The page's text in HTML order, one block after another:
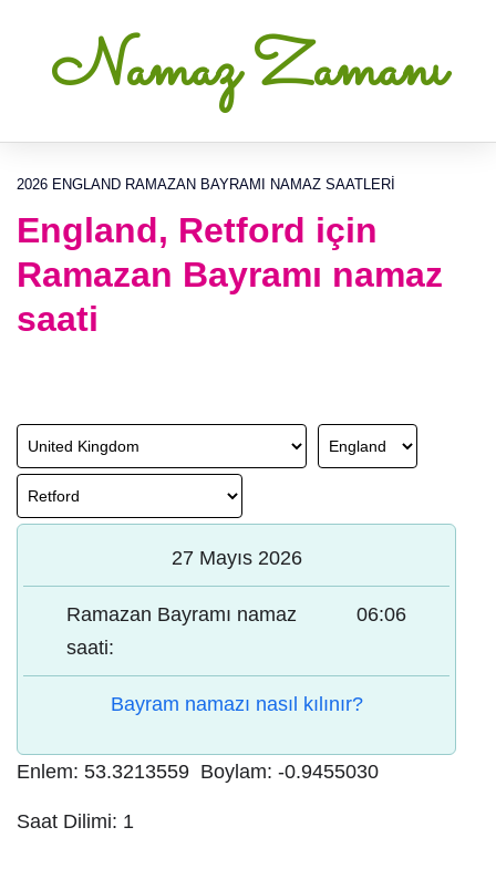
Namaz Zamanı
2026 ENGLAND RAMAZAN BAYRAMI NAMAZ SAATLERI
England, Retford için
Ramazan Bayramı namaz
saati
27 Mayıs 2026
Ramazan Bayramı namaz
saati:
06:06
Bayram namazı nasıl kılınır?
Enlem: 53.3213559 Boylam: -0.9455030
Saat Dilimi: 1